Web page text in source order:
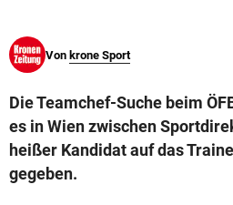
© Krone Multimedia GmbH & Co KG
Von krone Sport
Die Teamchef-Suche beim
es in Wien zwischen
heißer Kandidat auf das
gegeben.